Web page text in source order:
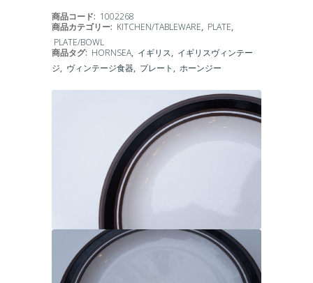
商品コード: 1002268
商品カテゴリー: KITCHEN/TABLEWARE, PLATE,
PLATE/BOWL
商品タグ: HORNSEA, イギリス, イギリスヴィンテー
ジ, ヴィンテージ食器, プレート , ホーンジー